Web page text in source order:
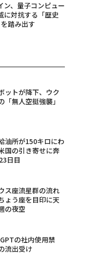
ン、量子コンピュー
に対抗する「歴史
踏み出す
ットが降下、ウク
「無人空挺強襲」
油所が150キロにわ
国の引き寄せに奔
日目
ス座流星群の流れ
ょう座を目印に天
の夜空
の社内使用禁
流出受け